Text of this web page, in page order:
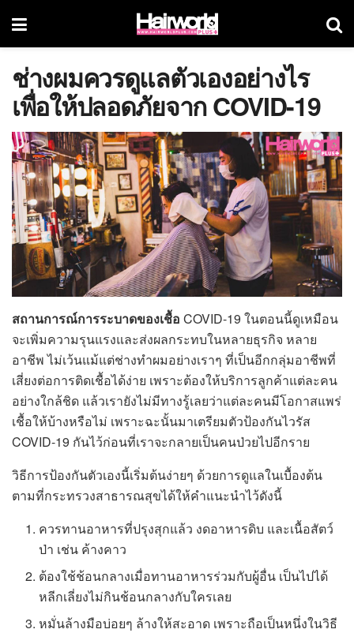
ช่างผมควรดูแลตัวเองอย่างไร
เพื่อให้ปลอดภัยจาก COVID-19
สถานการณ์การระบาดของเชื้อ COVID-19 ในตอนนี้ดูเหมือน
จะเพิ่มความรุนแรงและส่งผลกระทบในหลายธุรกิจ หลาย
อาชีพ ไม่เว้นแม้แต่ช่างทำผมอย่างเราๆ ที่เป็นอีกกลุ่มอาชีพที่
เสี่ยงต่อการติดเชื้อได้ง่าย เพราะต้องให้บริการลูกค้าแต่ละคน
อย่างใกล้ชิด แล้วเรายังไม่มีทางรู้เลยว่าแต่ละคนมีโอกาสแพร่
เชื้อให้บ้างหรือไม่ เพราะฉะนั้นมาเตรียมตัวป้องกันไวรัส
COVID-19 กันไว้ก่อนที่เราจะกลายเป็นคนป่วยไปอีกราย
วิธีการป้องกันตัวเองนี้เริ่มต้นง่ายๆ ด้วยการดูแลในเบื้องต้น
ตามที่กระทรวงสาธารณสุขได้ให้คำแนะนำไว้ดังนี้
ควรทานอาหารที่ปรุงสุกแล้ว งดอาหารดิบ และเนื้อสัตว์
ป่า เช่น ค้างคาว
ต้องใช้ช้อนกลางเมื่อทานอาหารร่วมกับผู้อื่น เป็นไปได้
หลีกเลี่ยงไม่กินช้อนกลางกับใครเลย
หมั่นล้างมือบ่อยๆ ล้างให้สะอาด เพราะถือเป็นหนึ่งในวิธี